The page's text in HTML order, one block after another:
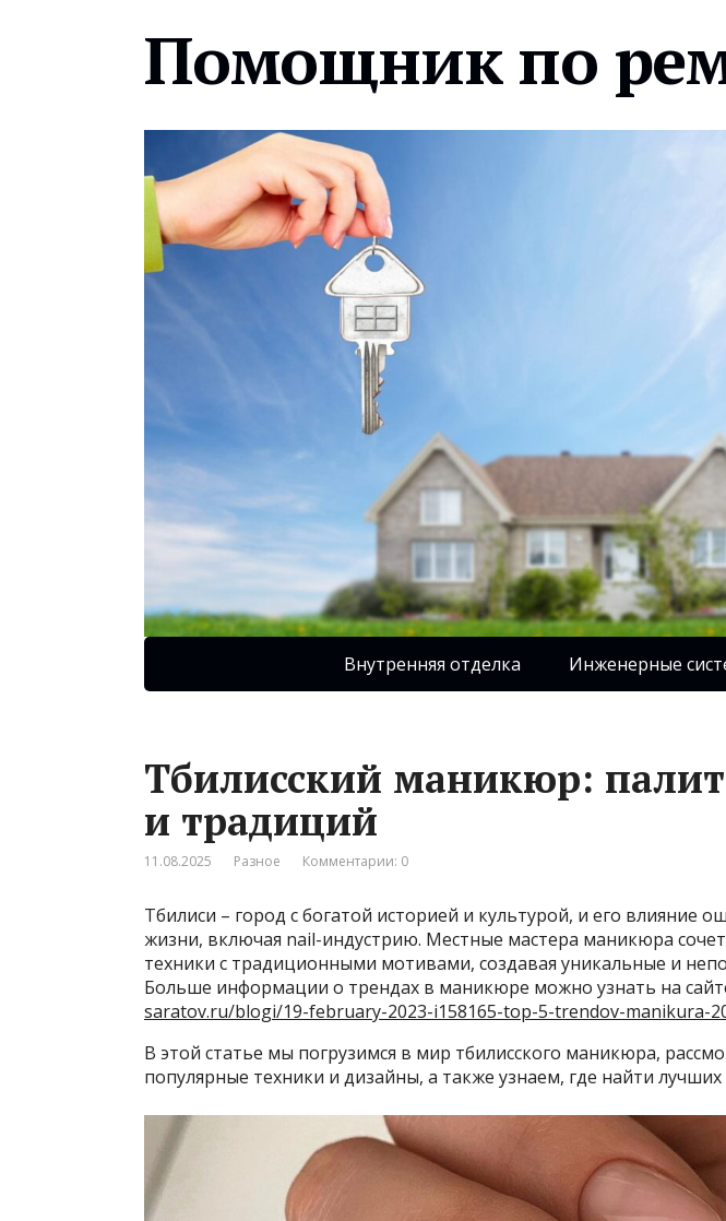
Помощник по
Внутренняя отделка Инженерные
Тбилисский маникюр:
и традиций
11.08.2025 Разное Комментарии: 0
Тбилиси – город с богатой историей и культурой, и его влияние
жизни, включая nail-индустрию. Местные мастера маникюра
техники с традиционными мотивами, создавая уникальные и
Больше информации о трендах в маникюре можно узнать на
saratov.ru/blogi/19-february-2023-i158165-top-5-trendov-manikura-
В этой статье мы погрузимся в мир тбилисского маникюра,
популярные техники и дизайны, а также узнаем, где найти